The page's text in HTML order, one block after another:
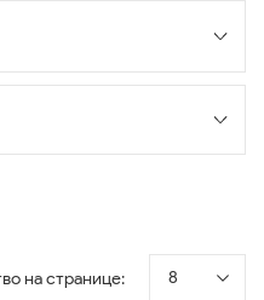
на странице: 8